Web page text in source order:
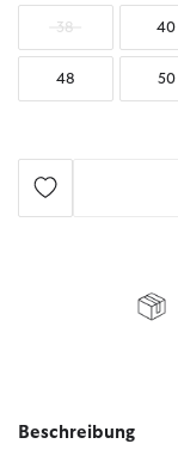
38 40
48 50
Beschreibung